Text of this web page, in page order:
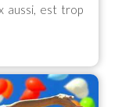
aussi, est trop